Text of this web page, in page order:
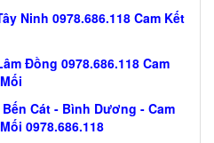
Ninh 0978.686.118 Cam Kết
Đồng 0978.686.118 Cam
Cát - Bình Dương - Cam
0978.686.118